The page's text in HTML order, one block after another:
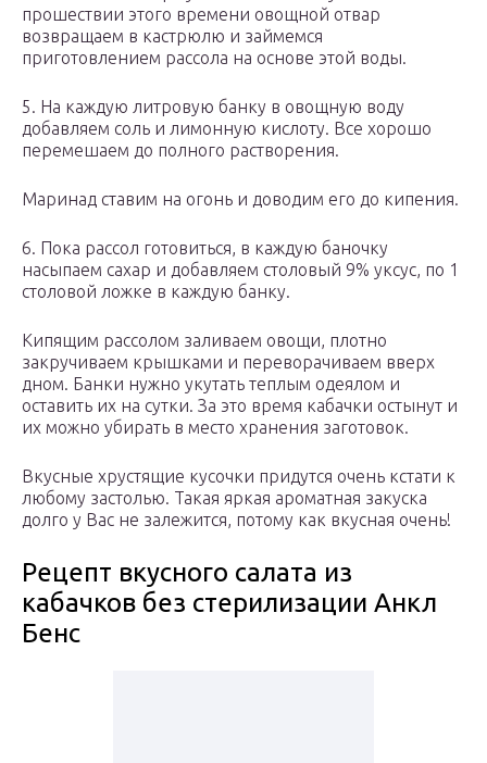
прошествии этого времени овощной отвар
возвращаем в кастрюлю и займемся
приготовлением рассола на основе этой воды.
5. На каждую литровую банку в овощную воду
добавляем соль и лимонную кислоту. Все хорошо
перемешаем до полного растворения.
Маринад ставим на огонь и доводим его до кипения.
6. Пока рассол готовиться, в каждую баночку
насыпаем сахар и добавляем столовый 9% уксус, по 1
столовой ложке в каждую банку.
Кипящим рассолом заливаем овощи, плотно
закручиваем крышками и переворачиваем вверх
дном. Банки нужно укутать теплым одеялом и
оставить их на сутки. За это время кабачки остынут и
их можно убирать в место хранения заготовок.
Вкусные хрустящие кусочки придутся очень кстати к
любому застолью. Такая яркая ароматная закуска
долго у Вас не залежится, потому как вкусная очень!
Рецепт вкусного салата из
кабачков без стерилизации Анкл
Бенс